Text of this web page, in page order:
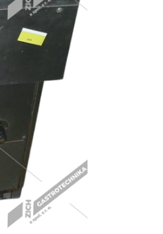
Stolní zařízení
Transport, výdej a regen.
Vařiče a výrobníky těstovin
Vodní lázně
Ostatní